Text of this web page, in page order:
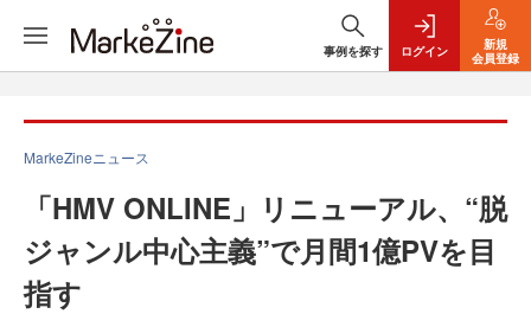
事例を探す ログイン
新規
会員登録
MarkeZineニュース
「HMV ONLINE」リニューアル、“脱
ジャンル中心主義”で月間1億PVを目
指す